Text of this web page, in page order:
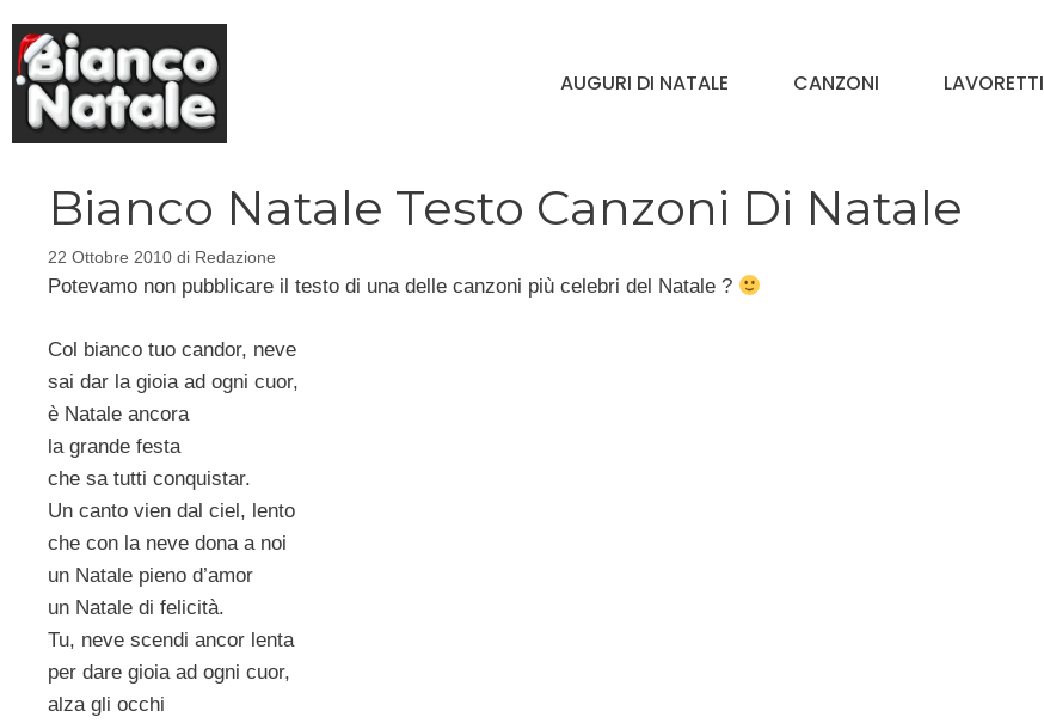
contenuto
AUGURI DI NATALE CANZONI LAVORETTI
Bianco Natale Testo Canzoni Di Natale
22 Ottobre 2010 di Redazione
Potevamo non pubblicare il testo di una delle canzoni più celebri del Natale ?
Col bianco tuo candor, neve
sai dar la gioia ad ogni cuor,
è Natale ancora
la grande festa
che sa tutti conquistar.
Un canto vien dal ciel, lento
che con la neve dona a noi
un Natale pieno d’amor
un Natale di felicità.
Tu, neve scendi ancor lenta
per dare gioia ad ogni cuor,
alza gli occhi